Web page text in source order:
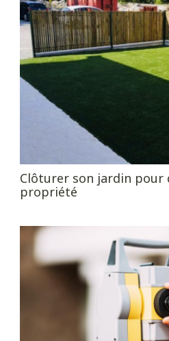
Clôturer son jardin pour
propriété